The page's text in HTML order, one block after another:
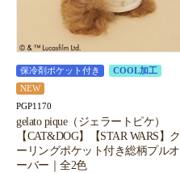
保冷剤ポケット付き
COOL加工
NEW
PGP1170
gelato pique（ジェラートピケ）
【CAT&DOG】【STAR WARS】ク
ーリングポケット付き総柄プルオ
ーバー｜全2色